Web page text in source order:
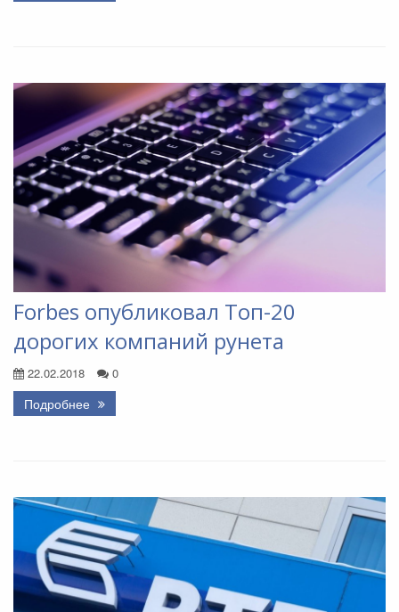
Forbes опубликовал Топ-20
дорогих компаний рунета
22.02.2018 0
Подробнее